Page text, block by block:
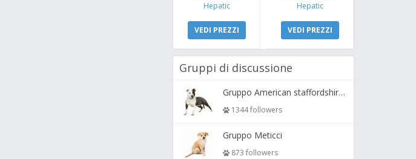
Hepatic
VEDI PREZZI
Hepatic
VEDI PREZZI
Gruppi di discussione
Gruppo American staffordshire terrier ( amstaff, amastaff )
1344 followers
Gruppo Meticci
873 followers